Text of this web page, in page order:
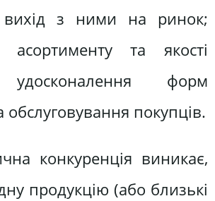
вихід з ними на ринок;
асортименту та якості
удосконалення форм
обслуговування покупців.
конкуренція виникає,
продукцію (або близькі